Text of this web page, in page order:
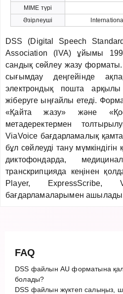
MIME түрі
Әзірлеуші
DSS (Digital Speech
Association (IVA) ұйымы
сандық сөйлеу жазу
сығымдау деңгейінде
электрондық пошта
жіберуге ыңғайлы етеді.
«Қайта жазу» және
метадеректермен
ViaVoice бағдарламалық
бұл сөйлеуді тану
диктофондарда,
транскрипцияда кеңінен
Player,
бағдарламаларымен
FAQ
DSS файлын AU форматына
болады?
DSS файлын жүктеп салыңыз,